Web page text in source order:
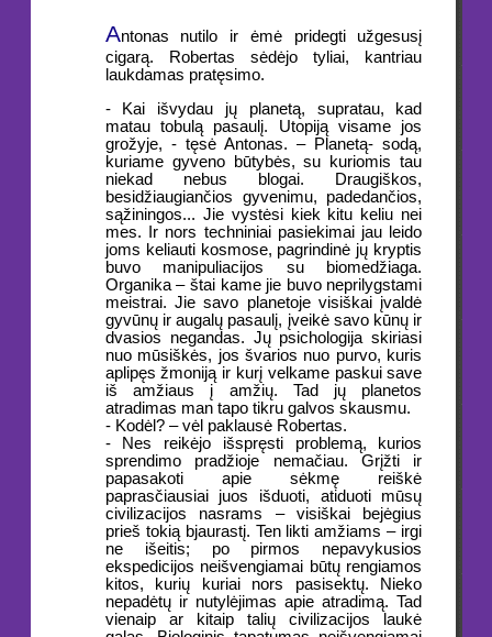
Antonas nutilo ir ėmė pridegti užgesusį
cigarą. Robertas sėdėjo tyliai, kantriau
laukdamas pratęsimo.
- Kai išvydau jų planetą, supratau, kad
matau tobulą pasaulį. Utopiją visame jos
grožyje, - tęsė Antonas. – Planetą- sodą,
kuriame gyveno būtybės, su kuriomis tau
niekad nebus blogai. Draugiškos,
besidžiaugiančios gyvenimu, padedančios,
sąžiningos... Jie vystėsi kiek kitu keliu nei
mes. Ir nors techniniai pasiekimai jau leido
joms keliauti kosmose, pagrindinė jų kryptis
buvo manipuliacijos su biomedžiaga.
Organika – štai kame jie buvo neprilygstami
meistrai. Jie savo planetoje visiškai įvaldė
gyvūnų ir augalų pasaulį, įveikė savo kūnų ir
dvasios negandas. Jų psichologija skiriasi
nuo mūsiškės, jos švarios nuo purvo, kuris
aplipęs žmoniją ir kurį velkame paskui save
iš amžiaus į amžių. Tad jų planetos
atradimas man tapo tikru galvos skausmu.
- Kodėl? – vėl paklausė Robertas.
- Nes reikėjo išspręsti problemą, kurios
sprendimo pradžioje nemačiau. Grįžti ir
papasakoti apie sėkmę reiškė
paprasčiausiai juos išduoti, atiduoti mūsų
civilizacijos nasrams – visiškai bejėgius
prieš tokią bjaurastį. Ten likti amžiams – irgi
ne išeitis; po pirmos nepavykusios
ekspedicijos neišvengiamai būtų rengiamos
kitos, kurių kuriai nors pasisektų. Nieko
nepadėtų ir nutylėjimas apie atradimą. Tad
vienaip ar kitaip talių civilizacijos laukė